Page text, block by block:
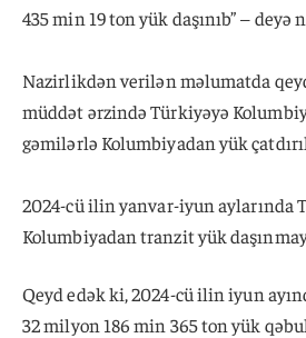
435 min 19 ton yük daşınıb” –
Nazirlikdən verilən məlumatda
müddət ərzində Türkiyəyə
gəmilərlə Kolumbiyadan yük
2024-cü ilin yanvar-iyun aylarında
Kolumbiyadan tranzit yük
Qeyd edək ki, 2024-cü ilin iyun
32 milyon 186 min 365 ton yük